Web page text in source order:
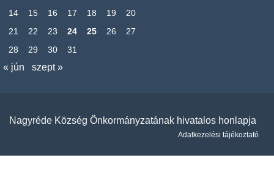
14
15 16 17 18 19
20
21
22 23 24 25 26
27
28
29 30 31
« jún szept »
Nagyréde Község Önkormányzatának hivatalos honlapja
Adatkezelési tájékoztató